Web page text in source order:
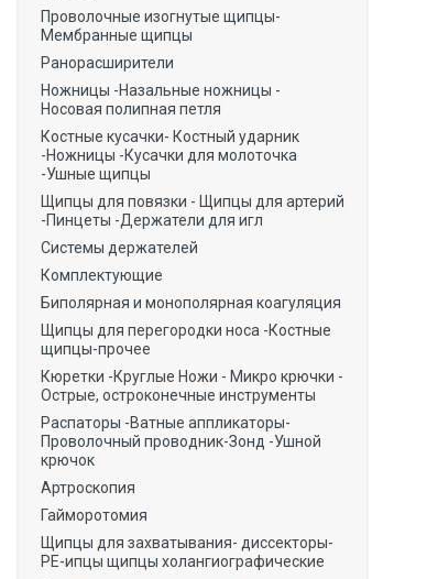
Проволочные изогнутые щипцы-
Мембранные щипцы
Ранорасширители
Ножницы -Назальные ножницы -
Носовая полипная петля
Костные кусачки- Костный ударник
-Ножницы -Кусачки для молоточка
-Ушные щипцы
Щипцы для повязки - Щипцы для артерий
-Пинцеты -Держатели для игл
Системы держателей
Комплектующие
Биполярная и монополярная коагуляция
Щипцы для перегородки носа -Костные
щипцы-прочее
Кюретки -Круглые Ножи - Микро крючки -
Острые, остроконечные инструменты
Распаторы -Ватные аппликаторы-
Проволочный проводник-Зонд -Ушной
крючок
Артроскопия
Гайморотомия
Щипцы для захватывания- диссекторы-
РЕ-ипцы щипцы холангиографические